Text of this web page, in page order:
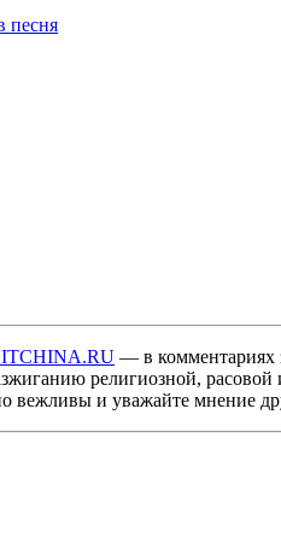
песня
— в комментариях
религиозной,
вежливы и уважайте мнение